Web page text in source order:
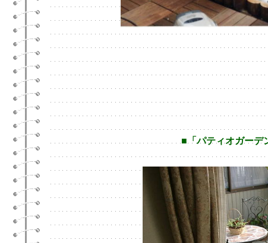
■「パティオガー